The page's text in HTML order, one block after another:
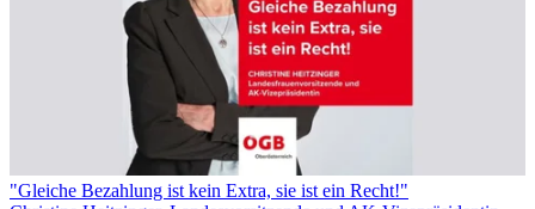
"Gleiche Bezahlung ist kein Extra, sie ist ein Recht!"